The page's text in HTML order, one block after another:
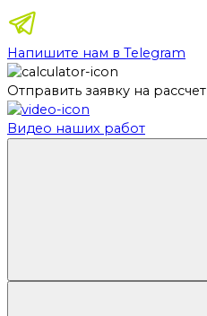
Напишите нам в Telegram
Отправить заявку на рассчет
Видео наших работ